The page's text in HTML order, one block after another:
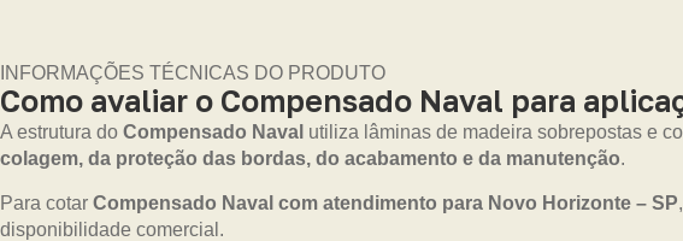
INFORMAÇÕES TÉCNICAS DO PRODUTO
Como avaliar o Compensado Naval para
A estrutura do Compensado Naval utiliza lâminas de madeira sobrepostas e
colagem, da proteção das bordas, do acabamento e da manutenção.
Para cotar Compensado Naval com atendimento para Novo Horizonte – SP
disponibilidade comercial.